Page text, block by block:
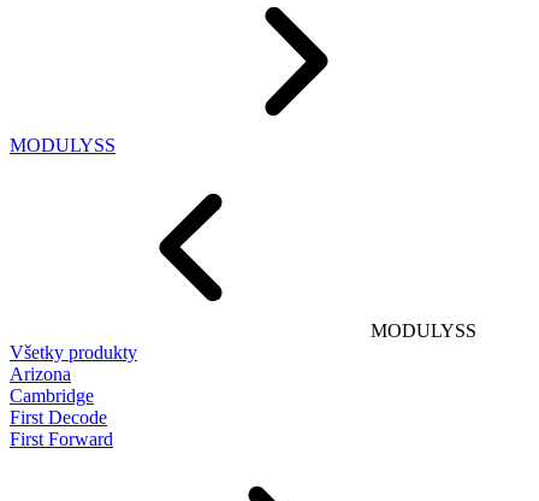
MODULYSS
MODULYSS
Všetky produkty
Arizona
Cambridge
First Decode
First Forward